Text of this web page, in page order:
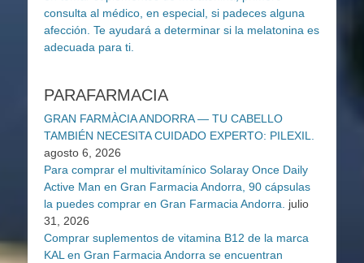
PARAFARMACIA
GRAN FARMÀCIA ANDORRA — TU CABELLO
TAMBIÉN NECESITA CUIDADO EXPERTO: PILEXIL.
agosto 6, 2026
Para comprar el multivitamínico Solaray Once Daily
Active Man en Gran Farmacia Andorra, 90 cápsulas
la puedes comprar en Gran Farmacia Andorra. julio
31, 2026
Comprar suplementos de vitamina B12 de la marca
KAL en Gran Farmacia Andorra se encuentran